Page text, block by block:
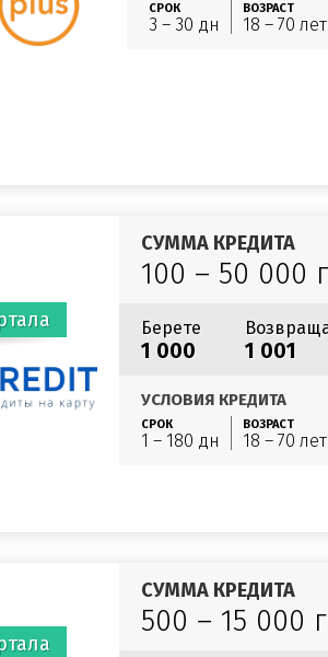
СРОК
3 – 30 дн
ВОЗРАСТ
18 – 70 лет
СУММА КРЕДИТА
100 – 50 000
Берете
1 000 1 001
УСЛОВИЯ КРЕДИТА
СРОК
1 – 180 дн
ВОЗРАСТ
18 – 70 лет
СУММА КРЕДИТА
500 – 15 000